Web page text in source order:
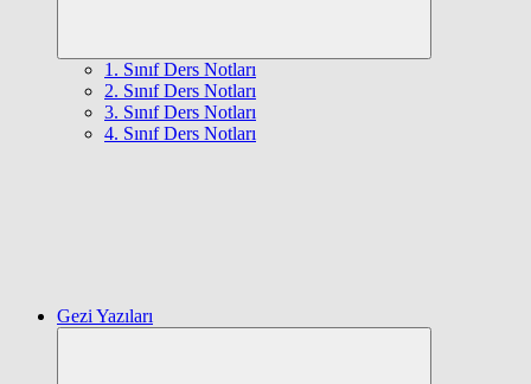
1. Sınıf Ders Notları
2. Sınıf Ders Notları
3. Sınıf Ders Notları
4. Sınıf Ders Notları
Gezi Yazıları